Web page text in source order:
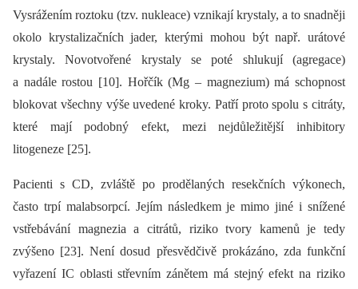
Vysrážením roztoku (tzv. nukleace) vznikají krystaly, a to snadněji
okolo krystalizačních jader, kterými mohou být např. urátové
krystaly. Novotvořené krystaly se poté shlukují (agregace)
a nadále rostou [10]. Hořčík (Mg –⁠ magnezium) má schopnost
blokovat všechny výše uvedené kroky. Patří proto spolu s citráty,
které mají podobný efekt, mezi nejdůležitější inhibitory
litogeneze [25].
Pacienti s CD, zvláště po prodělaných resekčních výkonech,
často trpí malabsorpcí. Jejím následkem je mimo jiné i snížené
vstřebávání magnezia a citrátů, riziko tvory kamenů je tedy
zvýšeno [23]. Není dosud přesvědčivě prokázáno, zda funkční
vyřazení IC oblasti střevním zánětem má stejný efekt na riziko